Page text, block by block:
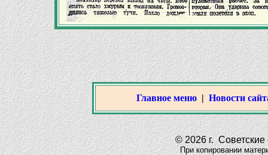
Главное меню | Новости
© 2026 г. Советские
При копировании